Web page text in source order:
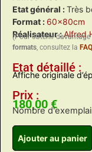
Etat général :Très
Format : 60x80cm
Réalisateur :Alfred
(Pour obtenir davantage
formats, consultez la FAQ
Etat détaillé :
Affiche originale
Prix :
180,00 €
Nombre
Ajouter au panier